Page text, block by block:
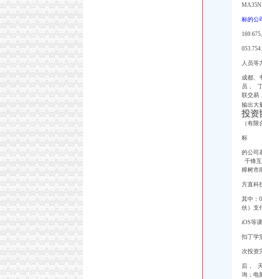
重庆大足区青木关1-2万元注册建筑师-重庆325建筑人才网
中国工商银行股份有限公司重庆青木关支行联系方式_信用报告_
【重庆青木关税务登记|税务登记证办理|代理税务登记】-重庆赶
【58同城】重庆沙坪坝青木关育婴师_育儿嫂_青木关高级育婴师
青木关外墙保洁,永秀清洁（优质商家）,外墙保洁清洗程序有哪
重庆捷快递有限公司青木关分公司2017新招聘信息_电话_地址-
重庆市沙坪坝区青木关综合服务社美味鲜食店_【电话地址_招聘
重庆市沙坪坝区青木关食品经营部_【电话地址_招聘信息_注册信
重庆市沙坪坝区青木关供销社恬苑歌舞厅_【信用信息_诉讼信息
重庆市莎苑食品有限公司青木关分厂联系方式_信用报告_工商信
【中国邮政集团公司重庆市沙坪坝区青木关邮政支局工商信息】
重庆德邦物流有限公司青木关分公司_工商信息_电话_地址_信用
重庆市沙坪坝区青木关镇管家桥村_【电话地址_招聘信息_注册
【重庆市沙坪坝区青木关运输站工商信息】-阿土伯工商信息查询
标的公
169.675,
053.754
人员等
成都、
员，
联交易
输出大
投资
（有
标
的公司
千锋
樟树市
方直科
其中：
伙）支
iOS等
扣丁学
次投资
后，
询；电